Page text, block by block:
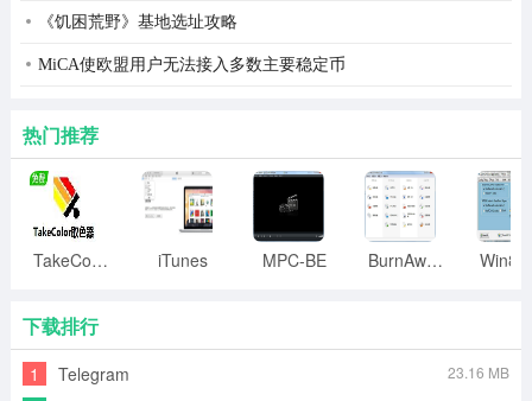
选择附加任务
《饥困荒野》基地选址攻略
MiCA使欧盟用户无法接入多数主要稳定币
热门推荐
TakeColor取色器 iTunes MPC-BE BurnAware
下载排行
1 Telegram 23.16 MB